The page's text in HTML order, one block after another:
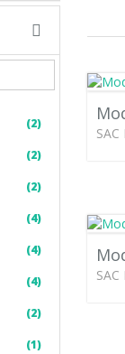
(2)
(2)
(2)
(4)
(4)
(4)
(2)
(1)
SAC
SAC